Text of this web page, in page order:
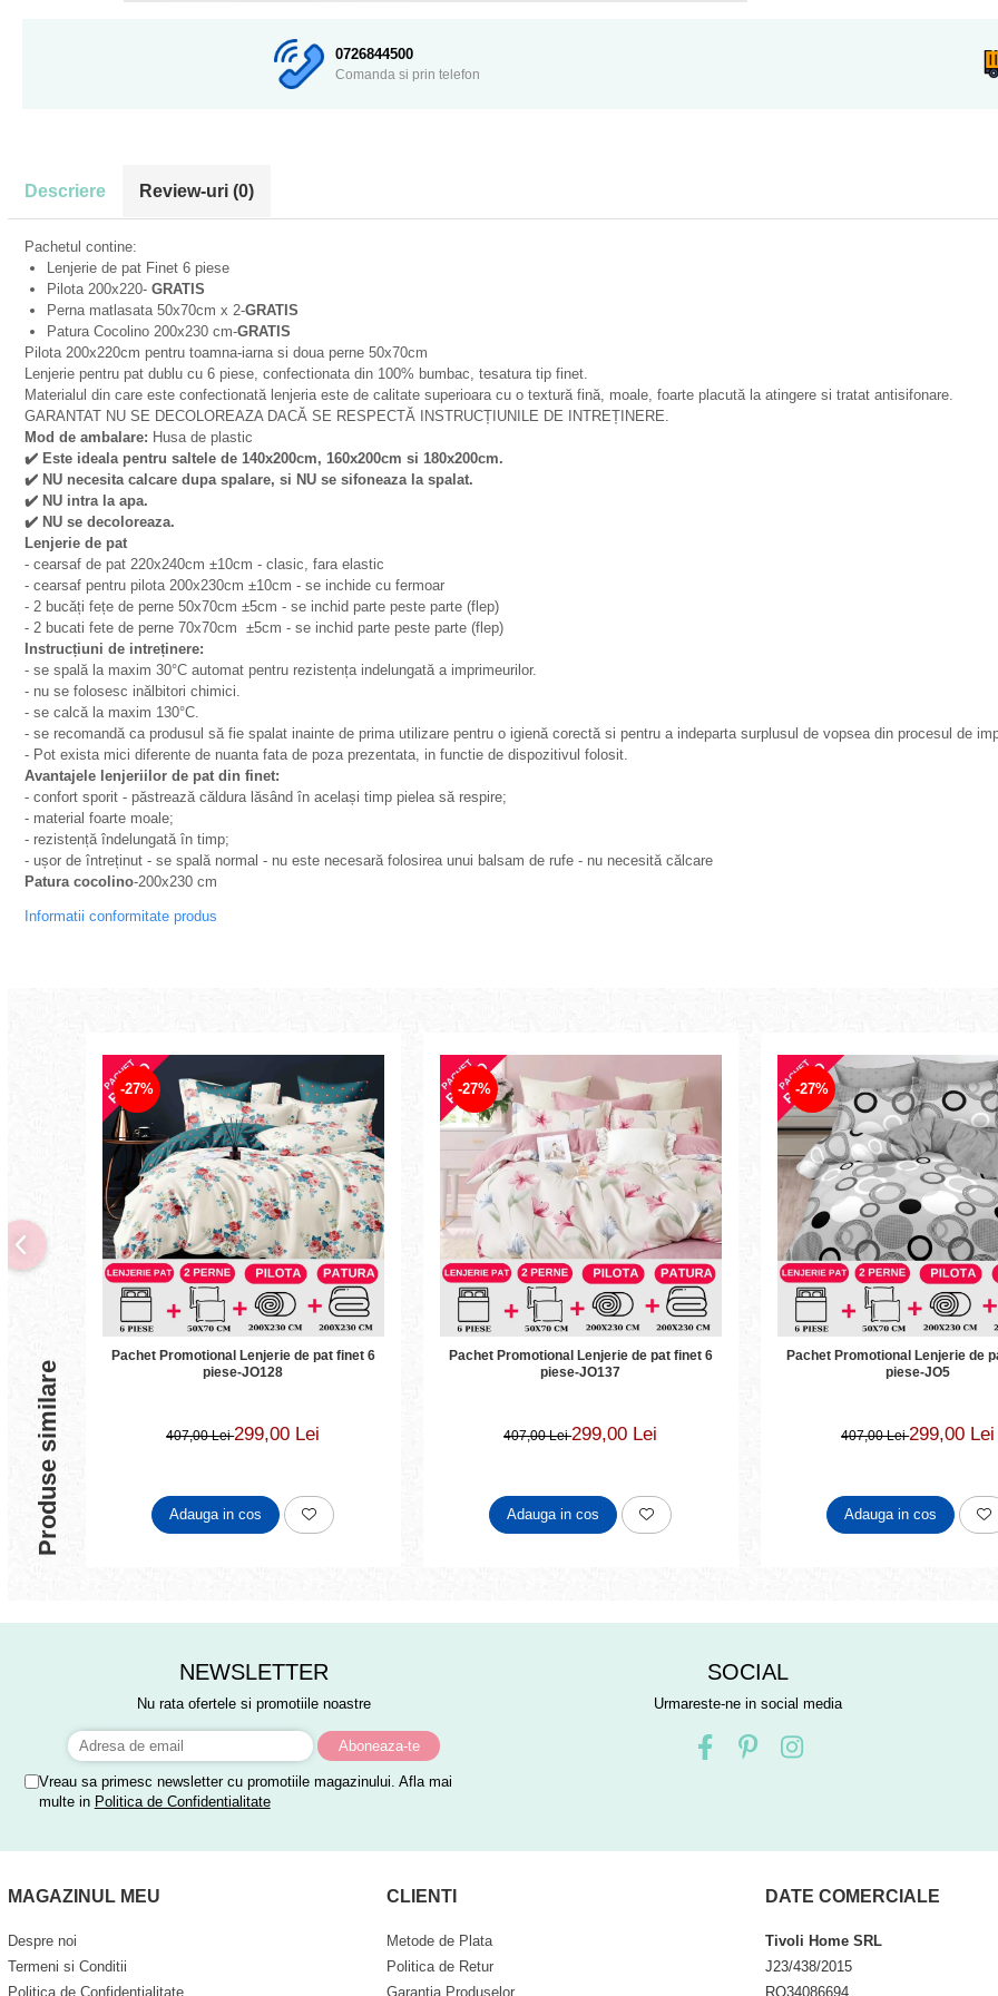
0726844500
Comanda si prin telefon
Descriere Review-uri (0)
Pachetul contine:
Lenjerie de pat Finet 6 piese
Pilota 200x220- GRATIS
Perna matlasata 50x70cm x 2-GRATIS
Patura Cocolino 200x230 cm-GRATIS
Pilota 200x220cm pentru toamna-iarna si doua perne 50x70cm
Lenjerie pentru pat dublu cu 6 piese, confectionata din 100% bumbac, tesatura tip finet.
Materialul din care este confectionată lenjeria este de calitate superioara cu o textură fină, moale, foarte placută la atingere si tratat antisifonare.
GARANTAT NU SE DECOLOREAZA DACĂ SE RESPECTĂ INSTRUCȚIUNILE DE INTREȚINERE.
Mod de ambalare: Husa de plastic
✔️ Este ideala pentru saltele de 140x200cm, 160x200cm si 180x200cm.
✔️ NU necesita calcare dupa spalare, si NU se sifoneaza la spalat.
✔️ NU intra la apa.
✔️ NU se decoloreaza.
Lenjerie de pat
- cearsaf de pat 220x240cm ±10cm - clasic, fara elastic
- cearsaf pentru pilota 200x230cm ±10cm - se inchide cu fermoar
- 2 bucăți fețe de perne 50x70cm ±5cm - se inchid parte peste parte (flep)
- 2 bucati fete de perne 70x70cm ±5cm - se inchid parte peste parte (flep)
Instrucțiuni de intreținere:
- se spală la maxim 30°C automat pentru rezistența indelungată a imprimeurilor.
- nu se folosesc inălbitori chimici.
- se calcă la maxim 130°C.
- se recomandă ca produsul să fie spalat inainte de prima utilizare pentru o igienă corectă si pentru a indeparta surplusul de vopsea din procesul de
- Pot exista mici diferente de nuanta fata de poza prezentata, in functie de dispozitivul folosit.
Avantajele lenjeriilor de pat din finet:
- confort sporit - păstrează căldura lăsând în același timp pielea să respire;
- material foarte moale;
- rezistență îndelungată în timp;
- ușor de întreținut - se spală normal - nu este necesară folosirea unui balsam de rufe - nu necesită călcare
Patura cocolino-200x230 cm
Informatii conformitate produs
Produse similare
-27%
Pachet Promotional Lenjerie de pat finet 6
piese-JO128
407,00 Lei299,00 Lei
Adauga in cos
-27%
Pachet Promotional Lenjerie de pat finet 6
piese-JO137
407,00 Lei299,00 Lei
Adauga in cos
-27%
Pachet Promotional Lenjerie de
piese-JO5
407,00 Lei299,00 Lei
Adauga in cos
NEWSLETTER
Nu rata ofertele si promotiile noastre
Vreau sa primesc newsletter cu promotiile magazinului. Afla mai
multe in Politica de Confidentialitate
SOCIAL
Urmareste-ne in social media
MAGAZINUL MEU
Despre noi
Termeni si Conditii
Politica de Confidentialitate
CLIENTI
Metode de Plata
Politica de Retur
Garantia Produselor
DATE COMERCIALE
Tivoli Home SRL
J23/438/2015
RO34086694